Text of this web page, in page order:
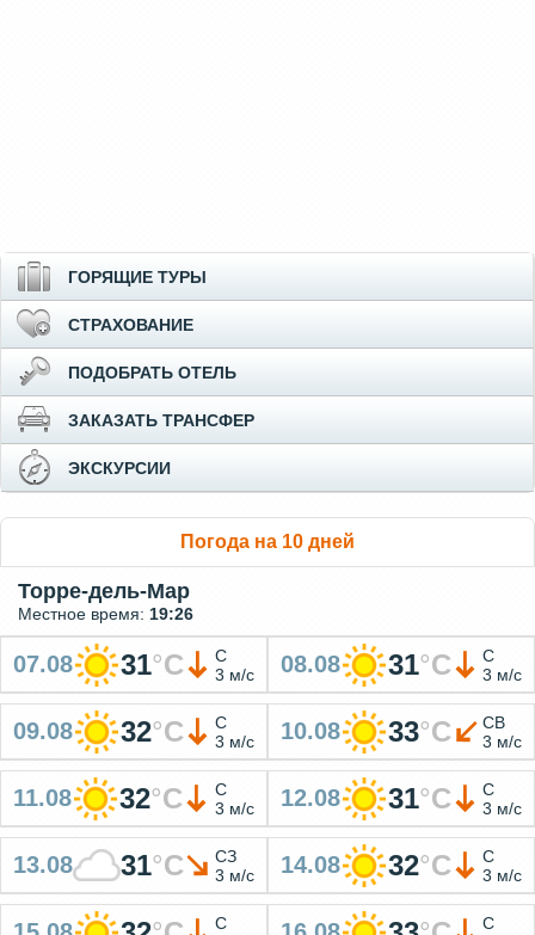
ГОРЯЩИЕ ТУРЫ
СТРАХОВАНИЕ
ПОДОБРАТЬ ОТЕЛЬ
ЗАКАЗАТЬ ТРАНСФЕР
ЭКСКУРСИИ
Погода на 10 дней
Торре-дель-Мар
Местное время: 19:26
07.08 31°C
С
3 м/с
08.08 31°C
С
3 м/с
09.08 32°C
С
3 м/с
10.08 33°C
СВ
3 м/с
11.08 32°C
С
3 м/с
12.08 31°C
С
3 м/с
13.08 31°C
СЗ
3 м/с
14.08 32°C
С
3 м/с
С
С